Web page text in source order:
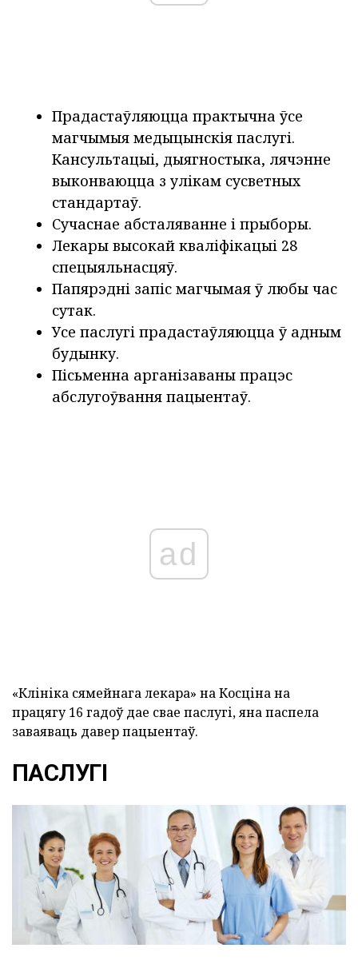
Прадастаўляюцца практычна ўсе
магчымыя медыцынскія паслугі.
Кансультацыі, дыягностыка, лячэнне
выконваюцца з улікам сусветных
стандартаў.
Сучаснае абсталяванне і прыборы.
Лекары высокай кваліфікацыі 28
спецыяльнасцяў.
Папярэдні запіс магчымая ў любы час
сутак.
Усе паслугі прадастаўляюцца ў адным
будынку.
Пісьменна арганізаваны працэс
абслугоўвання пацыентаў.
ad
«Клініка сямейнага лекара» на Косціна на
працягу 16 гадоў дае свае паслугі, яна паспела
заваяваць давер пацыентаў.
ПАСЛУГІ